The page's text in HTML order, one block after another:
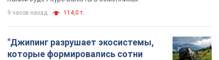
9 часов назад 114,0 т.
"Джипинг разрушает экосистемы,
которые формировались сотни